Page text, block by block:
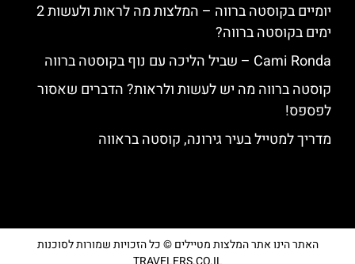
יומיים בקוסטה ברווה – המלצות מה לראות ולעשות 2
ימים בקוסטה ברווה?
‪‪Cami Ronda‬‬ – שביל הליכה עם נוף בקוסטה ברווה
קוסטה ברווה מה יש לעשות ולראות? הדברים שאסור
לפספס!
מדריך למטייל בעיר גירונה, קוסטה בראווה
האתר הינו אתר המלצות מטיילים © כל הזכויות שמורות לסוכנות